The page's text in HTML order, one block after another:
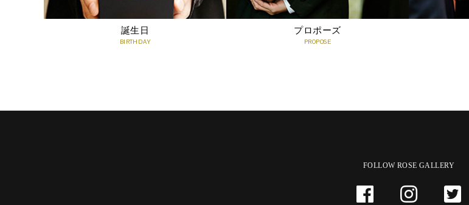
誕生日
BIRTHDAY
プロポーズ
PROPOSE
FOLLOW ROSE GALLERY